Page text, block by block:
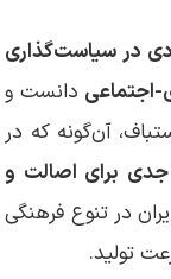
در سیاست‌گذاری
اجتماعی دانست و
آن‌گونه که در
برای اصالت و
در تنوع فرهنگی
تولید.